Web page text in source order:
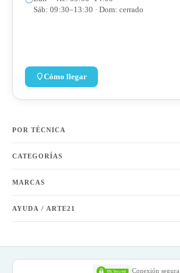
POR TÉCNICA
CATEGORÍAS
MARCAS
AYUDA / ARTE21
Sáb: 09:30–13:30 · Dom: cerrado
Cómo llegar
Conexión segura